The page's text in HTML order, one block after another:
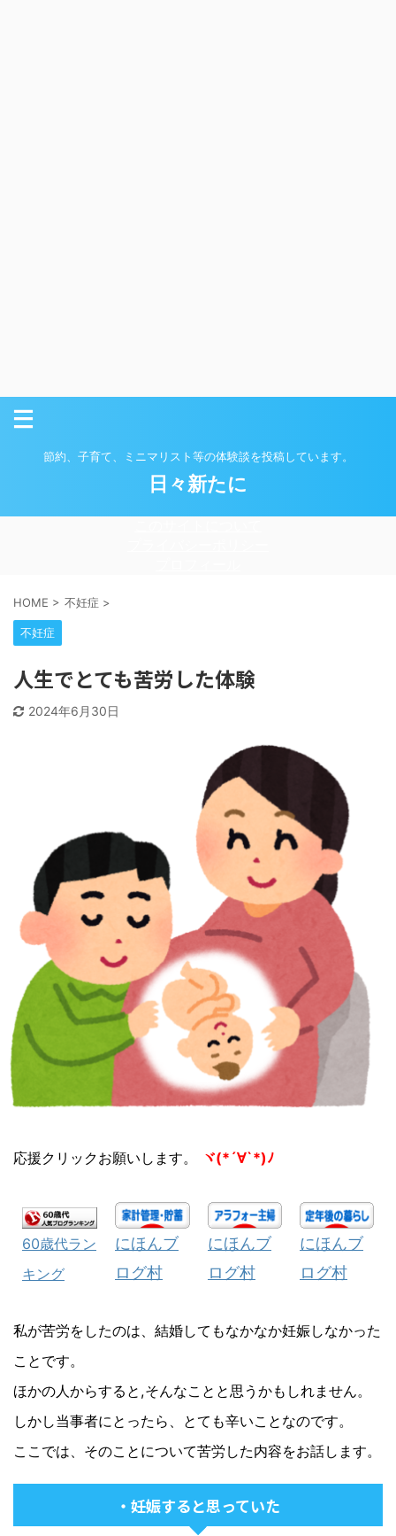
節約、子育て、ミニマリスト等の体験談を投稿しています。
日々新たに
HOME > 不妊症 >
不妊症
人生でとても苦労した体験
2024年6月30日
応援クリックお願いします。 ヾ(*´∀`*)ﾉ
60歳代ラン
キング
にほんブ
ログ村
にほんブ
ログ村
にほんブ
ログ村
私が苦労をしたのは、結婚してもなかなか妊娠しなかった
ことです。
ほかの人からすると,そんなことと思うかもしれません。
しかし当事者にとったら、とても辛いことなのです。
ここでは、そのことについて苦労した内容をお話します。
・妊娠すると思っていた